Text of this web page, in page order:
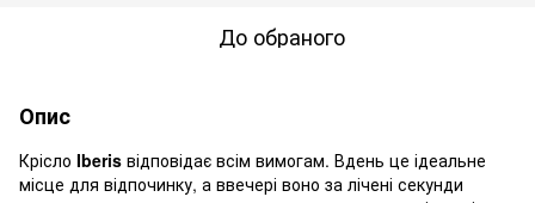
До обраного
Опис
Крісло Iberis відповідає всім вимогам. Вдень це ідеальне
місце для відпочинку, а ввечері воно за лічені секунди